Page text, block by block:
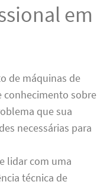
em
de máquinas de
conhecimento sobre
que sua
necessárias para
lidar com uma
técnica de